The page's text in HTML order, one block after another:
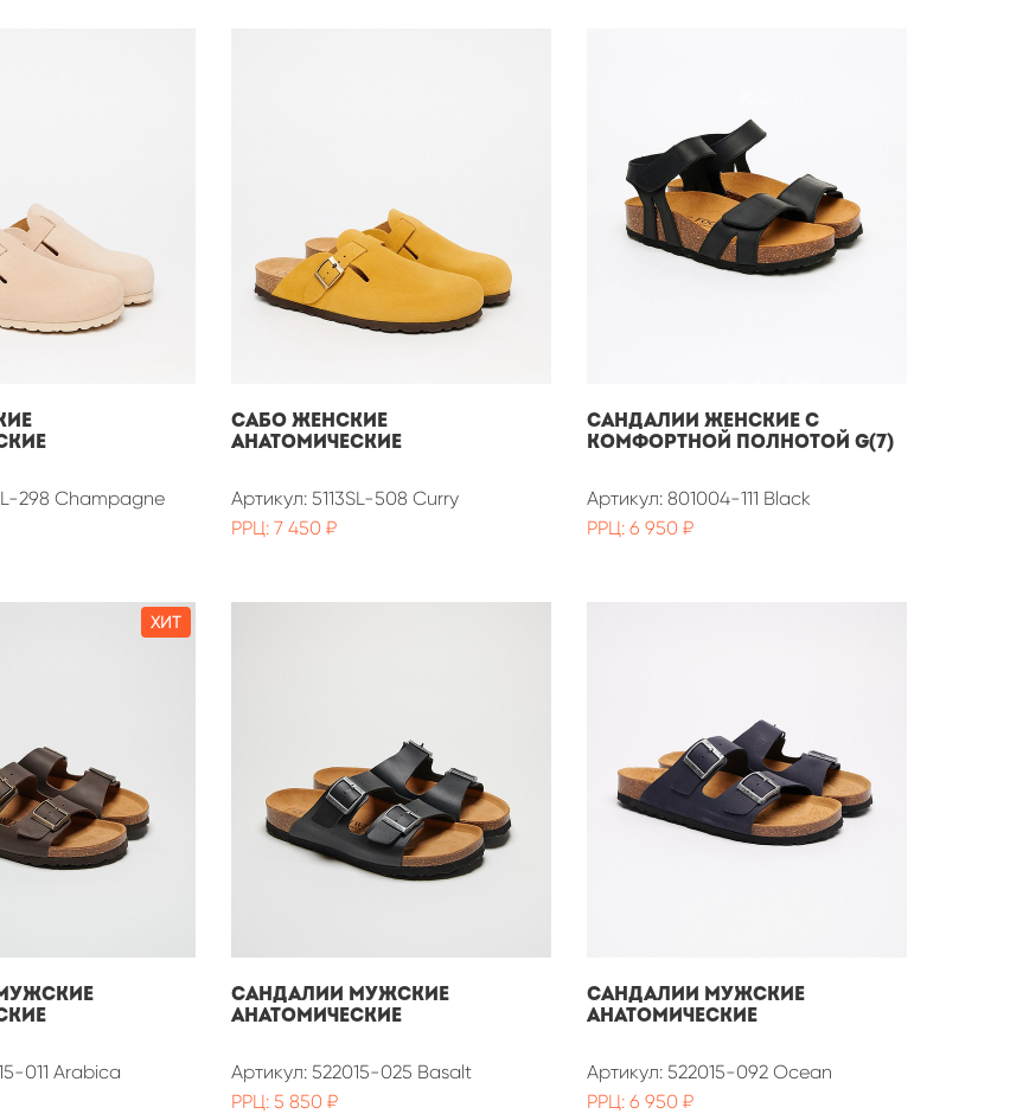
298 Champagne
САБО ЖЕНСКИЕ
АНАТОМИЧЕСКИЕ
Артикул: 5113SL-508 Curry
РРЦ: 7 450 ₽
САНДАЛИИ ЖЕНСКИЕ С
КОМФОРТНОЙ ПОЛНОТОЙ G(7)
Артикул: 801004-111 Black
РРЦ: 6 950 ₽
ХИТ
011 Arabica
САНДАЛИИ МУЖСКИЕ
АНАТОМИЧЕСКИЕ
Артикул: 522015-025 Basalt
РРЦ: 5 850 ₽
САНДАЛИИ МУЖСКИЕ
АНАТОМИЧЕСКИЕ
Артикул: 522015-092 Ocean
РРЦ: 6 950 ₽